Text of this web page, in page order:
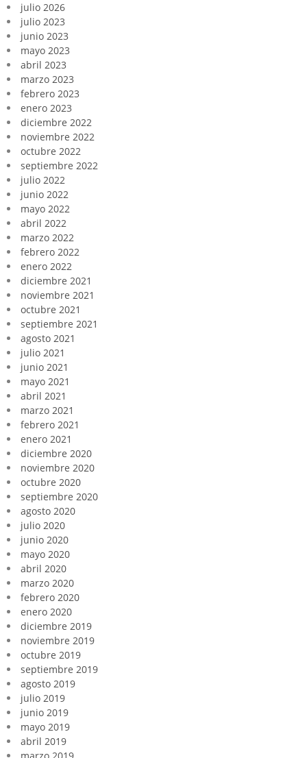
julio 2026
julio 2023
junio 2023
mayo 2023
abril 2023
marzo 2023
febrero 2023
enero 2023
diciembre 2022
noviembre 2022
octubre 2022
septiembre 2022
julio 2022
junio 2022
mayo 2022
abril 2022
marzo 2022
febrero 2022
enero 2022
diciembre 2021
noviembre 2021
octubre 2021
septiembre 2021
agosto 2021
julio 2021
junio 2021
mayo 2021
abril 2021
marzo 2021
febrero 2021
enero 2021
diciembre 2020
noviembre 2020
octubre 2020
septiembre 2020
agosto 2020
julio 2020
junio 2020
mayo 2020
abril 2020
marzo 2020
febrero 2020
enero 2020
diciembre 2019
noviembre 2019
octubre 2019
septiembre 2019
agosto 2019
julio 2019
junio 2019
mayo 2019
abril 2019